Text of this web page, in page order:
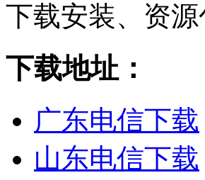
下载安装、资
下载地址：
广东电信下载
山东电信下载